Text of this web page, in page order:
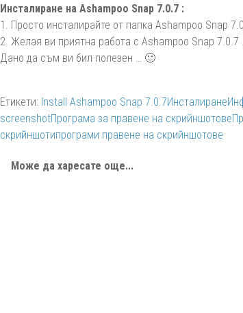
Инсталиране на Ashampoo Snap 7.0.7 :
1. Просто инсталирайте от папка Ashampoo Snap
2. Желая ви приятна работа с Ashampoo Snap 7.0.7
Дано да съм ви бил полезен … 🙂
Етикети: Install Ashampoo Snap 7.0.7Инсталиране
screenshotПрограма за правене на скрийншотове
скрийншотипрограми правене на скрийншотове
Може да харесате още...